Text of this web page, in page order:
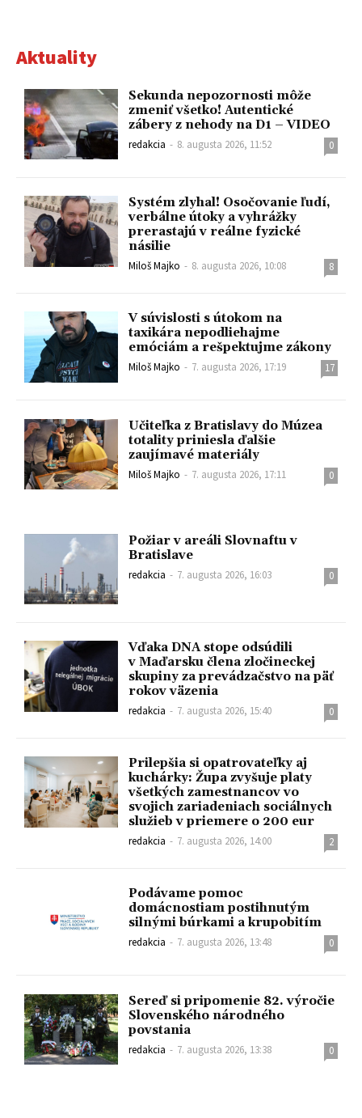
Aktuality
Sekunda nepozornosti môže
zmeniť všetko! Autentické
zábery z nehody na D1 – VIDEO
redakcia - 8. augusta 2026, 11:52 0
Systém zlyhal! Osočovanie ľudí,
verbálne útoky a vyhrážky
prerastajú v reálne fyzické
násilie
Miloš Majko - 8. augusta 2026, 10:08 8
V súvislosti s útokom na
taxikára nepodliehajme
emóciám a rešpektujme zákony
Miloš Majko - 7. augusta 2026, 17:19 17
Učiteľka z Bratislavy do Múzea
totality priniesla ďalšie
zaujímavé materiály
Miloš Majko - 7. augusta 2026, 17:11 0
Požiar v areáli Slovnaftu v
Bratislave
redakcia - 7. augusta 2026, 16:03 0
Vďaka DNA stope odsúdili
v Maďarsku člena zločineckej
skupiny za prevádzačstvo na päť
rokov väzenia
redakcia - 7. augusta 2026, 15:40 0
Prilepšia si opatrovateľky aj
kuchárky: Župa zvyšuje platy
všetkých zamestnancov vo
svojich zariadeniach sociálnych
služieb v priemere o 200 eur
redakcia - 7. augusta 2026, 14:00 2
Podávame pomoc
domácnostiam postihnutým
silnými búrkami a krupobitím
redakcia - 7. augusta 2026, 13:48 0
Sereď si pripomenie 82. výročie
Slovenského národného
povstania
redakcia - 7. augusta 2026, 13:38 0